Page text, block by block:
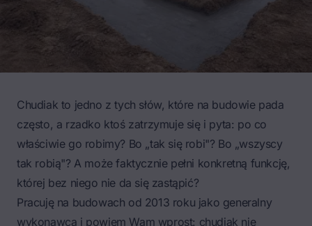
Chudiak to jedno z tych słów, które na budowie pada
często, a rzadko ktoś zatrzymuje się i pyta: po co
właściwie go robimy? Bo „tak się robi"? Bo „wszyscy
tak robią"? A może faktycznie pełni konkretną funkcję,
której bez niego nie da się zastąpić?
Pracuję na budowach od 2013 roku jako generalny
wykonawca i powiem Wam wprost: chudiak nie